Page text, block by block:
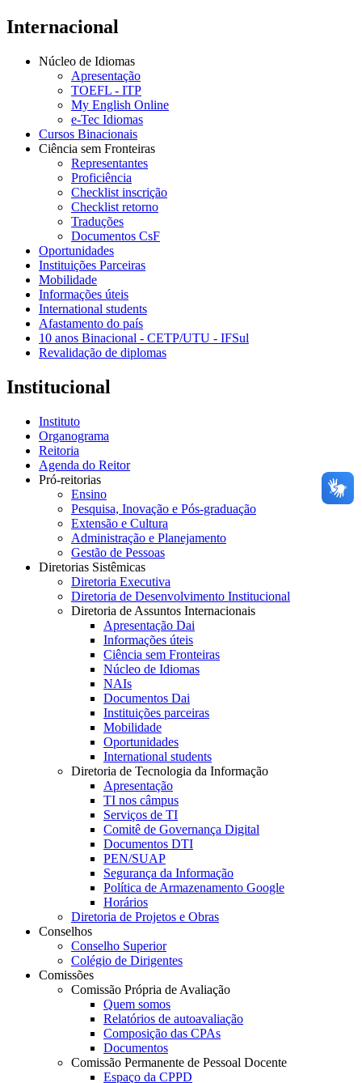
Internacional
Núcleo de Idiomas
Apresentação
TOEFL - ITP
My English Online
e-Tec Idiomas
Cursos Binacionais
Ciência sem Fronteiras
Representantes
Proficiência
Checklist inscrição
Checklist retorno
Traduções
Documentos CsF
Oportunidades
Instituições Parceiras
Mobilidade
Informações úteis
International students
Afastamento do país
10 anos Binacional - CETP/UTU - IFSul
Revalidação de diplomas
Institucional
Instituto
Organograma
Reitoria
Agenda do Reitor
Pró-reitorias
Ensino
Pesquisa, Inovação e Pós-graduação
Extensão e Cultura
Administração e Planejamento
Gestão de Pessoas
Diretorias Sistêmicas
Diretoria Executiva
Diretoria de Desenvolvimento Institucional
Diretoria de Assuntos Internacionais
Apresentação Dai
Informações úteis
Ciência sem Fronteiras
Núcleo de Idiomas
NAIs
Documentos Dai
Instituições parceiras
Mobilidade
Oportunidades
International students
Diretoria de Tecnologia da Informação
Apresentação
TI nos câmpus
Serviços de TI
Comitê de Governança Digital
Documentos DTI
PEN/SUAP
Segurança da Informação
Política de Armazenamento Google
Horários
Diretoria de Projetos e Obras
Conselhos
Conselho Superior
Colégio de Dirigentes
Comissões
Comissão Própria de Avaliação
Quem somos
Relatórios de autoavaliação
Composição das CPAs
Documentos
Comissão Permanente de Pessoal Docente
Espaço da CPPD